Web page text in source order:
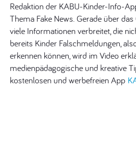
Redaktion der KABU-Kinder-Info-
Thema Fake News. Gerade über
viele Informationen verbreitet, die
bereits Kinder Falschmeldungen, also
erkennen können, wird im Video
medienpädagogische und kreative
kostenlosen und werbefreien App